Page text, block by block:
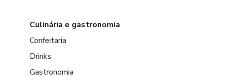
Culinária e gastronomia
Confeitaria
Drinks
Gastronomia